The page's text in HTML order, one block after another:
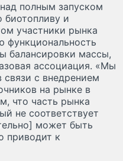
полным запуском
и
участники рынка
функциональность
балансировки массы,
ассоциация. «Мы
с внедрением
на рынке в
что часть рынка
не соответствует
может быть
приводит к